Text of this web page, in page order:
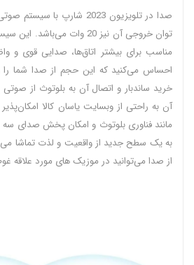
صدا در تلویزیون 2023 شارپ
توان خروجی آن نیز 20 وات
مناسب برای بیشتر اتاق‌ها، صدایی قوی و
احساس می‌کنید که این حجم از صدا شما را
خرید ساندبار و اتصال آن به بلوتوث از
آن به راحتی از وبسایت یاسان کالا امکان‌پذیر
مانند فناوری بلوتوث و امکان پخش صدای
به یک سطح جدید از واقعیت و لذت تماشا
از صدا می‌توانید در موزیک های مورد علاقه